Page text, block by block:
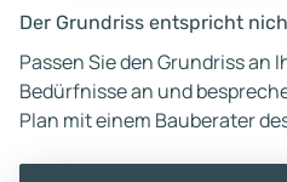
Der Grundriss entspricht
Passen Sie den Grundriss an
Bedürfnisse an und
Plan mit einem Bauberater